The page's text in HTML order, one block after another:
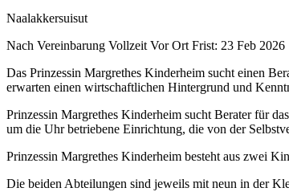
Naalakkersuisut
Nach Vereinbarung Vollzeit Vor Ort Frist: 23 Feb 2026
Das Prinzessin Margrethes Kinderheim sucht einen
erwarten einen wirtschaftlichen Hintergrund und
Prinzessin Margrethes Kinderheim sucht Berater für
um die Uhr betriebene Einrichtung, die von der
Prinzessin Margrethes Kinderheim besteht aus zwei
Die beiden Abteilungen sind jeweils mit neun in der